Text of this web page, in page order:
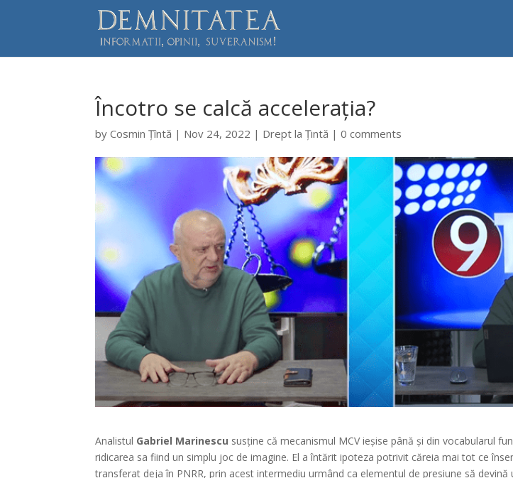
Încotro se calcă accelerația?
byCosmin Țîntă | Nov 24, 2022 | Drept la Țintă |0 comments
Analistul Gabriel Marinescu susține că mecanismul MCV ieșise până și din vocabularul
ridicarea sa fiind un simplu joc de imagine. El a întărit ipoteza potrivit căreia mai tot ce
transferat deja în PNRR, prin acest intermediu urmând ca elementul de presiune să devină